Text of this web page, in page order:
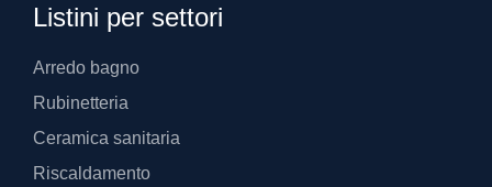
Listini per settori
Arredo bagno
Rubinetteria
Ceramica sanitaria
Riscaldamento